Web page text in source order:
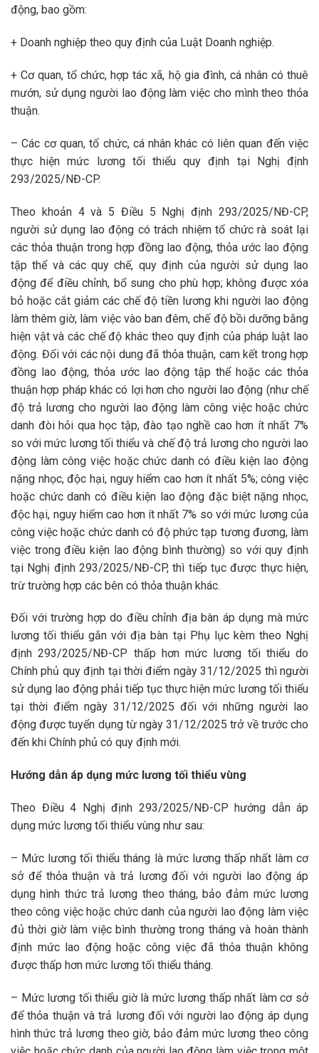
động, bao gồm:
+ Doanh nghiệp theo quy định của Luật Doanh nghiệp.
+ Cơ quan, tổ chức, hợp tác xã, hộ gia đình, cá nhân có thuê
mướn, sử dụng người lao động làm việc cho mình theo thỏa
thuận.
– Các cơ quan, tổ chức, cá nhân khác có liên quan đến việc
thực hiện mức lương tối thiểu quy định tại Nghị định
293/2025/NĐ-CP.
Theo khoản 4 và 5 Điều 5 Nghị định 293/2025/NĐ-CP,
người sử dụng lao động có trách nhiệm tổ chức rà soát lại
các thỏa thuận trong hợp đồng lao động, thỏa ước lao động
tập thể và các quy chế, quy định của người sử dụng lao
động để điều chỉnh, bổ sung cho phù hợp; không được xóa
bỏ hoặc cắt giảm các chế độ tiền lương khi người lao động
làm thêm giờ, làm việc vào ban đêm, chế độ bồi dưỡng bằng
hiện vật và các chế độ khác theo quy định của pháp luật lao
động. Đối với các nội dung đã thỏa thuận, cam kết trong hợp
đồng lao động, thỏa ước lao động tập thể hoặc các thỏa
thuận hợp pháp khác có lợi hơn cho người lao động (như chế
độ trả lương cho người lao động làm công việc hoặc chức
danh đòi hỏi qua học tập, đào tạo nghề cao hơn ít nhất 7%
so với mức lương tối thiểu và chế độ trả lương cho người lao
động làm công việc hoặc chức danh có điều kiện lao động
nặng nhọc, độc hại, nguy hiểm cao hơn ít nhất 5%; công việc
hoặc chức danh có điều kiện lao động đặc biệt nặng nhọc,
độc hại, nguy hiểm cao hơn ít nhất 7% so với mức lương của
công việc hoặc chức danh có độ phức tạp tương đương, làm
việc trong điều kiện lao động bình thường) so với quy định
tại Nghị định 293/2025/NĐ-CP, thì tiếp tục được thực hiện,
trừ trường hợp các bên có thỏa thuận khác.
Đối với trường hợp do điều chỉnh địa bàn áp dụng mà mức
lương tối thiểu gắn với địa bàn tại Phụ lục kèm theo Nghị
định 293/2025/NĐ-CP thấp hơn mức lương tối thiểu do
Chính phủ quy định tại thời điểm ngày 31/12/2025 thì người
sử dụng lao động phải tiếp tục thực hiện mức lương tối thiểu
tại thời điểm ngày 31/12/2025 đối với những người lao
động được tuyển dụng từ ngày 31/12/2025 trở về trước cho
đến khi Chính phủ có quy định mới.
Hướng dẫn áp dụng mức lương tối thiểu vùng
Theo Điều 4 Nghị định 293/2025/NĐ-CP hướng dẫn áp
dụng mức lương tối thiểu vùng như sau:
– Mức lương tối thiểu tháng là mức lương thấp nhất làm cơ
sở để thỏa thuận và trả lương đối với người lao động áp
dụng hình thức trả lương theo tháng, bảo đảm mức lương
theo công việc hoặc chức danh của người lao động làm việc
đủ thời giờ làm việc bình thường trong tháng và hoàn thành
định mức lao động hoặc công việc đã thỏa thuận không
được thấp hơn mức lương tối thiểu tháng.
– Mức lương tối thiểu giờ là mức lương thấp nhất làm cơ sở
để thỏa thuận và trả lương đối với người lao động áp dụng
hình thức trả lương theo giờ, bảo đảm mức lương theo công